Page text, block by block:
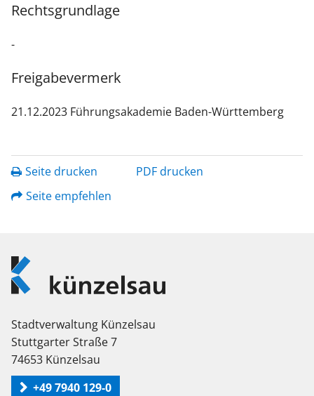
Rechtsgrundlage
-
Freigabevermerk
21.12.2023 Führungsakademie Baden-Württemberg
Seite drucken
PDF drucken
Seite empfehlen
Logo
Künzelsau
Stadtverwaltung Künzelsau
Stuttgarter Straße 7
74653 Künzelsau
+49 7940 129-0